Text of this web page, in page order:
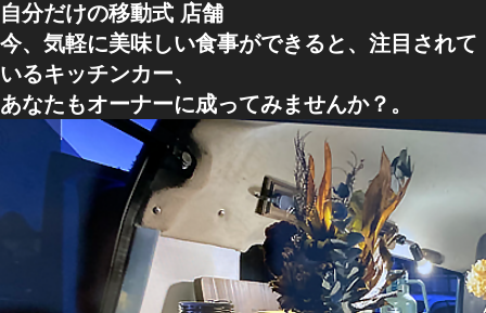
自分だけの移動式 店舗
今、気軽に美味しい食事ができると、注目されて
いるキッチンカー、
あなたもオーナーに成ってみませんか？。